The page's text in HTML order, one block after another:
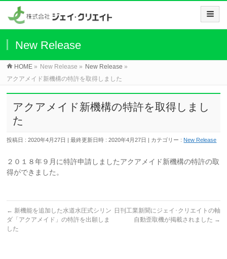
New Release
HOME » New Release » New Release »
アクアメイド新機構の特許を取得しました
アクアメイド新機構の特許を取得しまし
た
投稿日 : 2020年4月27日 最終更新日時 : 2020年4月27日 カテゴリー : New Release
２０１８年９月に特許申請しましたアクアメイド新機構の特許の取
得ができました。
← 新機能を追加した水道水圧式シリン
ダ「アクアメイド」の特許を出願しま
した
日刊工業新聞にジェイ･クリエイトの軸
自動歪取機が掲載されました →